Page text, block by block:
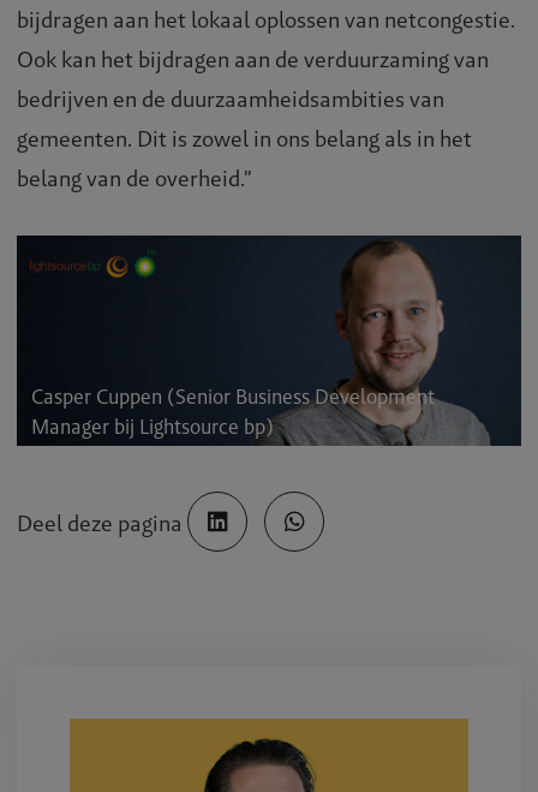
bijdragen aan het lokaal oplossen van netcongestie.
Ook kan het bijdragen aan de verduurzaming van
bedrijven en de duurzaamheidsambities van
gemeenten. Dit is zowel in ons belang als in het
belang van de overheid."
Casper Cuppen (Senior Business Development
Manager bij Lightsource bp)
Deel deze pagina